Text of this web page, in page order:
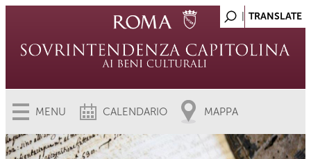
MENU CALENDARIO MAPPA